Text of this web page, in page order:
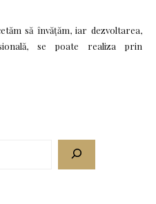
să învățăm, iar dezvoltarea,
se poate realiza prin